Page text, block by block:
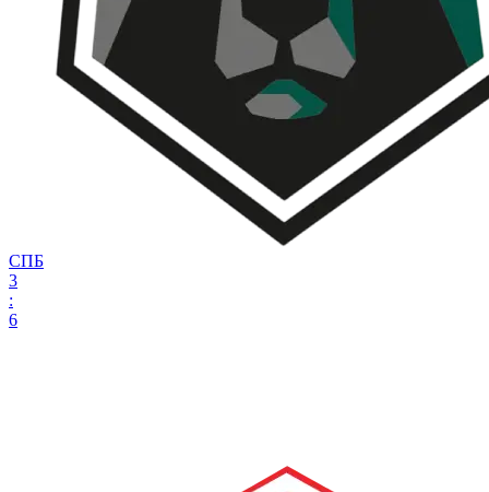
СПБ
3
:
6